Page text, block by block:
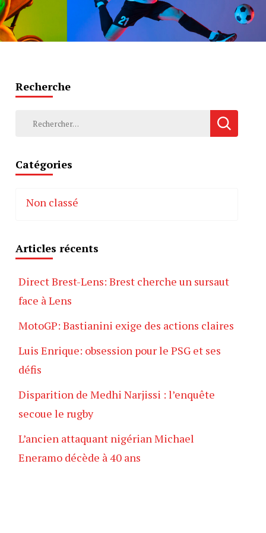
Recherche
Rechercher :
Catégories
Non classé
Articles récents
Direct Brest-Lens: Brest cherche un sursaut
face à Lens
MotoGP: Bastianini exige des actions claires
Luis Enrique: obsession pour le PSG et ses
défis
Disparition de Medhi Narjissi : l’enquête
secoue le rugby
L’ancien attaquant nigérian Michael
Eneramo décède à 40 ans